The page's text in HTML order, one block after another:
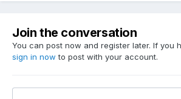
Join the conversation
You can post now and register later. If you
sign in now to post with your account.